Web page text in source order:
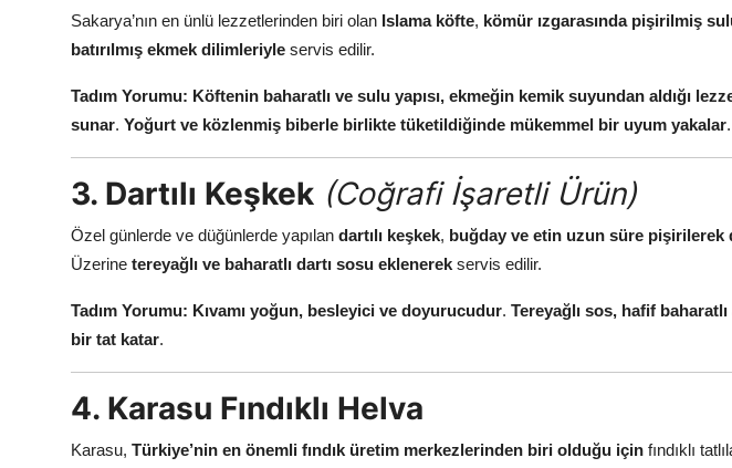
Sakarya’nın en ünlü lezzetlerinden biri olan Islama köfte, kömür ızgarasında pişirilmiş
batırılmış ekmek dilimleriyle servis edilir.
Tadım Yorumu: Köftenin baharatlı ve sulu yapısı, ekmeğin kemik suyundan aldığı
sunar. Yoğurt ve közlenmiş biberle birlikte tüketildiğinde mükemmel bir uyum yakalar.
3. Dartılı Keşkek (Coğrafi İşaretli Ürün)
Özel günlerde ve düğünlerde yapılan dartılı keşkek, buğday ve etin uzun süre pişirilerek
Üzerine tereyağlı ve baharatlı dartı sosu eklenerek servis edilir.
Tadım Yorumu: Kıvamı yoğun, besleyici ve doyurucudur. Tereyağlı sos, hafif
bir tat katar.
4. Karasu Fındıklı Helva
Karasu, Türkiye’nin en önemli fındık üretim merkezlerinden biri olduğu için fındıklı